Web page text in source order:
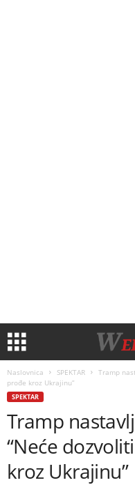
Naslovnica SPEKTAR
Tramp
prođe kroz Ukrajinu”
SPEKTAR
Tramp
“Neće
kroz Ukrajinu”